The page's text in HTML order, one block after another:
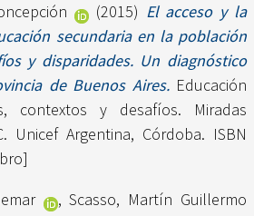
(2015) El acceso y la
secundaria en la población
y disparidades. Un diagnóstico
de Buenos Aires.Educación
contextos y desafíos. Miradas
Unicef Argentina, Córdoba. ISBN
,Scasso, Martín Guillermo